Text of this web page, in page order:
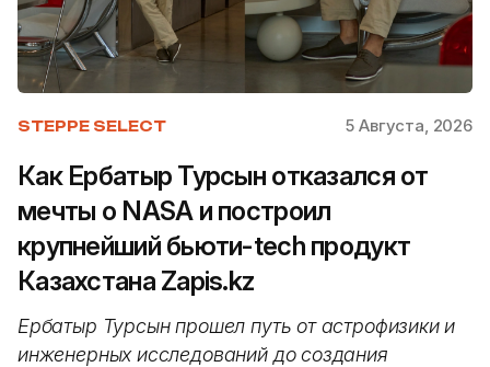
STEPPE SELECT 5 Августа, 2026
Как Ербатыр Турсын отказался от
мечты о NASA и построил
крупнейший бьюти-tech продукт
Казахстана Zapis.kz
Ербатыр Турсын прошел путь от астрофизики и
инженерных исследований до создания